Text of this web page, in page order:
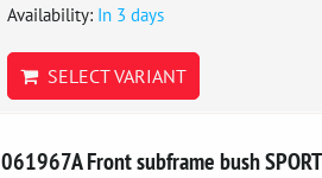
Availability: In 3 days
SELECT VARIANT
061967A Front subframe bush SPORT